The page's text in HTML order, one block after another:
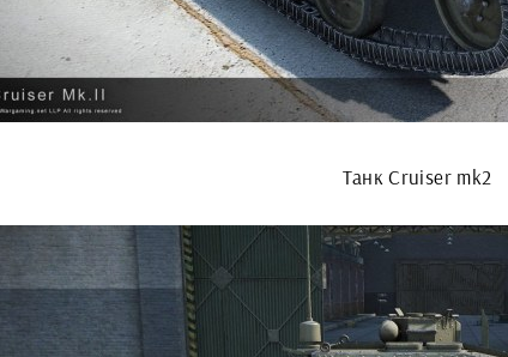
Танк Cruiser mk2